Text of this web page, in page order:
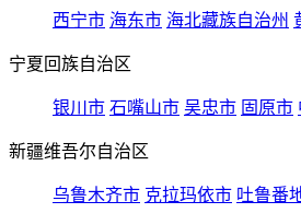
西宁市 海东市 海北藏族自治州
宁夏回族自治区
银川市 石嘴山市 吴忠市 固原市
新疆维吾尔自治区
乌鲁木齐市 克拉玛依市 吐鲁番